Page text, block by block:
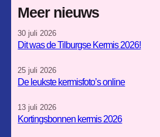
s
t
g
e
o
k
Meer nieuws
30 juli 2026
Dit was de Tilburgse Kermis 2026!
25 juli 2026
De leukste kermisfoto’s online
13 juli 2026
Kortingsbonnen kermis 2026